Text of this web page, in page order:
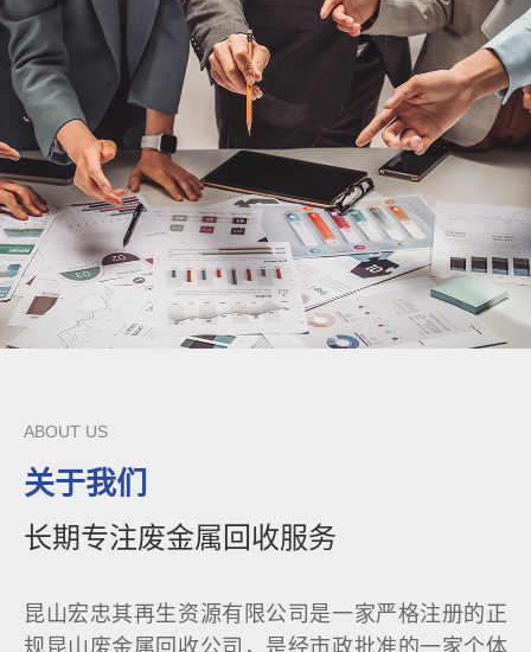
ABOUT US
关于我们
长期专注废金属回收服务
昆山宏忠其再生资源有限公司是一家严格注册的正